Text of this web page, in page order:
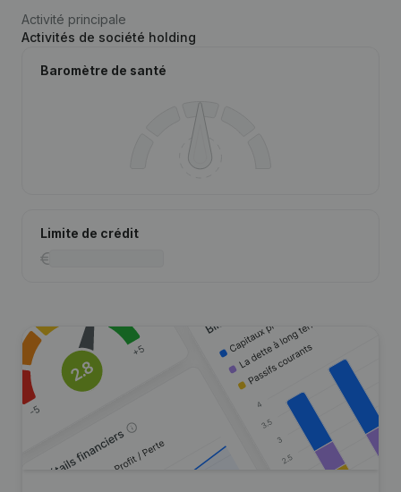
Activité principale
Activités de société holding
Baromètre de santé
Limite de crédit